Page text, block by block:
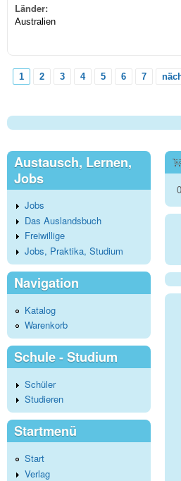
Länder:
Australien
Seiten
1 2 3 4 5 6 7
Austausch, Lernen,
Jobs
Jobs
Das Auslandsbuch
Freiwillige
Jobs, Praktika, Studium
Navigation
Katalog
Warenkorb
Schule - Studium
Schüler
Studieren
Startmenü
Start
Verlag
0